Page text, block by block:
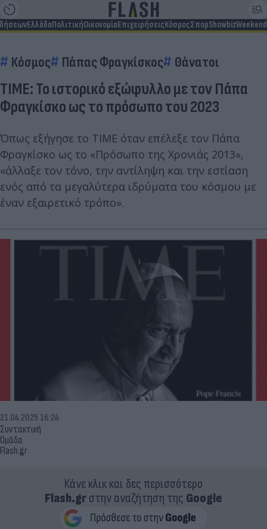
ΕλλάδαΠολιτικήΟικονομίαΕπιχειρήσειςΚόσμοςΣπορShowbizWeekend
Κόσμος Πάπας Φραγκίσκος Θάνατοι
ΤΙΜΕ: Το ιστορικό εξώφυλλο με τον Πάπα
Φραγκίσκο ως το πρόσωπο του 2023
Όπως εξήγησε το TIME όταν επέλεξε τον Πάπα
Φραγκίσκο ως το «Πρόσωπο της Χρονιάς 2013»,
«άλλαξε τον τόνο, την αντίληψη και την εστίαση
ενός από τα μεγαλύτερα ιδρύματα του κόσμου με
έναν εξαιρετικό τρόπο».
Συντακτική
Ομάδα
Flash.gr
21.04.2025 16:24
Κάνε κλικ και δες περισσότερο
Flash.grστην αναζήτηση της Google